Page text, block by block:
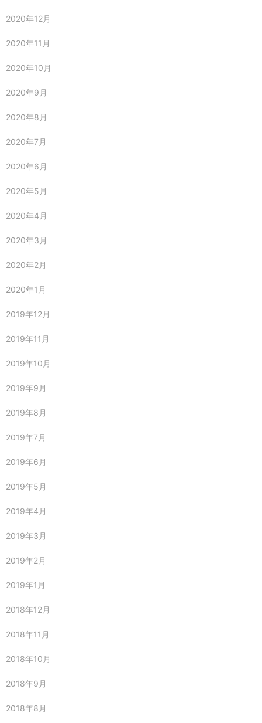
2020年12月
2020年11月
2020年10月
2020年9月
2020年8月
2020年7月
2020年6月
2020年5月
2020年4月
2020年3月
2020年2月
2020年1月
2019年12月
2019年11月
2019年10月
2019年9月
2019年8月
2019年7月
2019年6月
2019年5月
2019年4月
2019年3月
2019年2月
2019年1月
2018年12月
2018年11月
2018年10月
2018年9月
2018年8月